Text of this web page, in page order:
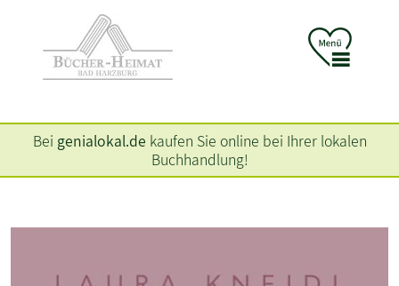
Bei genialokal.de kaufen Sie online bei Ihrer lokalen
Buchhandlung!